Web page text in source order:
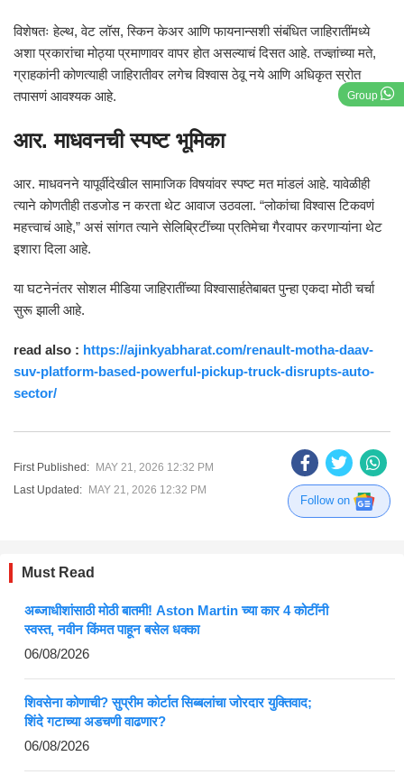
Group
विशेषतः हेल्थ, वेट लॉस, स्किन केअर आणि फायनान्सशी संबंधित जाहिरातींमध्ये
अशा प्रकारांचा मोठ्या प्रमाणावर वापर होत असल्याचं दिसत आहे. तज्ज्ञांच्या मते,
ग्राहकांनी कोणत्याही जाहिरातीवर लगेच विश्वास ठेवू नये आणि अधिकृत स्रोत
तपासणं आवश्यक आहे.
आर. माधवनची स्पष्ट भूमिका
आर. माधवनने यापूर्वीदेखील सामाजिक विषयांवर स्पष्ट मत मांडलं आहे. यावेळीही
त्याने कोणतीही तडजोड न करता थेट आवाज उठवला. “लोकांचा विश्वास टिकवणं
महत्त्वाचं आहे,” असं सांगत त्याने सेलिब्रिटींच्या प्रतिमेचा गैरवापर करणाऱ्यांना थेट
इशारा दिला आहे.
या घटनेनंतर सोशल मीडिया जाहिरातींच्या विश्वासार्हतेबाबत पुन्हा एकदा मोठी चर्चा
सुरू झाली आहे.
read also : https://ajinkyabharat.com/renault-motha-daav-
suv-platform-based-powerful-pickup-truck-disrupts-auto-
sector/
First Published: MAY 21, 2026 12:32 PM
Last Updated: MAY 21, 2026 12:32 PM
Follow on
Must Read
अब्जाधीशांसाठी मोठी बातमी! Aston Martin च्या कार 4 कोटींनी
स्वस्त, नवीन किंमत पाहून बसेल धक्का
06/08/2026
शिवसेना कोणाची? सुप्रीम कोर्टात सिब्बलांचा जोरदार युक्तिवाद;
शिंदे गटाच्या अडचणी वाढणार?
06/08/2026